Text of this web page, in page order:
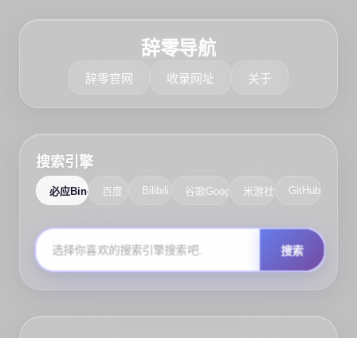
辞零导航
辞零官网 收录网址 关于
搜索引擎
必应Bing 百度 Bilibili 谷歌Google 米游社 GitHub
搜索